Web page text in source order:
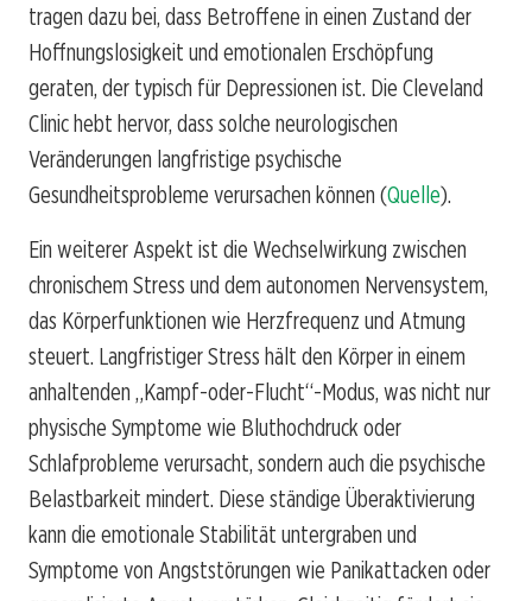
tragen dazu bei, dass Betroffene in einen Zustand der
Hoffnungslosigkeit und emotionalen Erschöpfung
geraten, der typisch für Depressionen ist. Die Cleveland
Clinic hebt hervor, dass solche neurologischen
Veränderungen langfristige psychische
Gesundheitsprobleme verursachen können (Quelle).
Ein weiterer Aspekt ist die Wechselwirkung zwischen
chronischem Stress und dem autonomen Nervensystem,
das Körperfunktionen wie Herzfrequenz und Atmung
steuert. Langfristiger Stress hält den Körper in einem
anhaltenden „Kampf-oder-Flucht“-Modus, was nicht nur
physische Symptome wie Bluthochdruck oder
Schlafprobleme verursacht, sondern auch die psychische
Belastbarkeit mindert. Diese ständige Überaktivierung
kann die emotionale Stabilität untergraben und
Symptome von Angststörungen wie Panikattacken oder